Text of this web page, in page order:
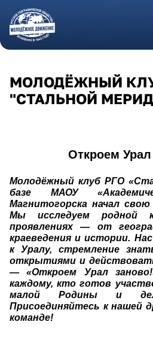
Перейти к основному
МОЛОДЁЖНЫЙ
"СТАЛЬНОЙ
Откроем Урал
Молодёжный клуб РГО
базе МАОУ
Магнитогорска начал
Мы исследуем родной
проявлениях — от
краеведения и истории.
к Уралу, стремление
открытиями и
— «Откроем Урал
каждому, кто готов
малой Родины и
Присоединяйтесь к нашей
команде!